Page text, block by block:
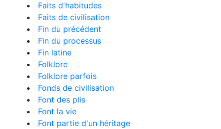
Faits d'habitudes
Faits de civilisation
Fin du précédent
Fin du processus
Fin latine
Folklore
Folklore parfois
Fonds de civilisation
Font des plis
Font la vie
Font partie d'un héritage